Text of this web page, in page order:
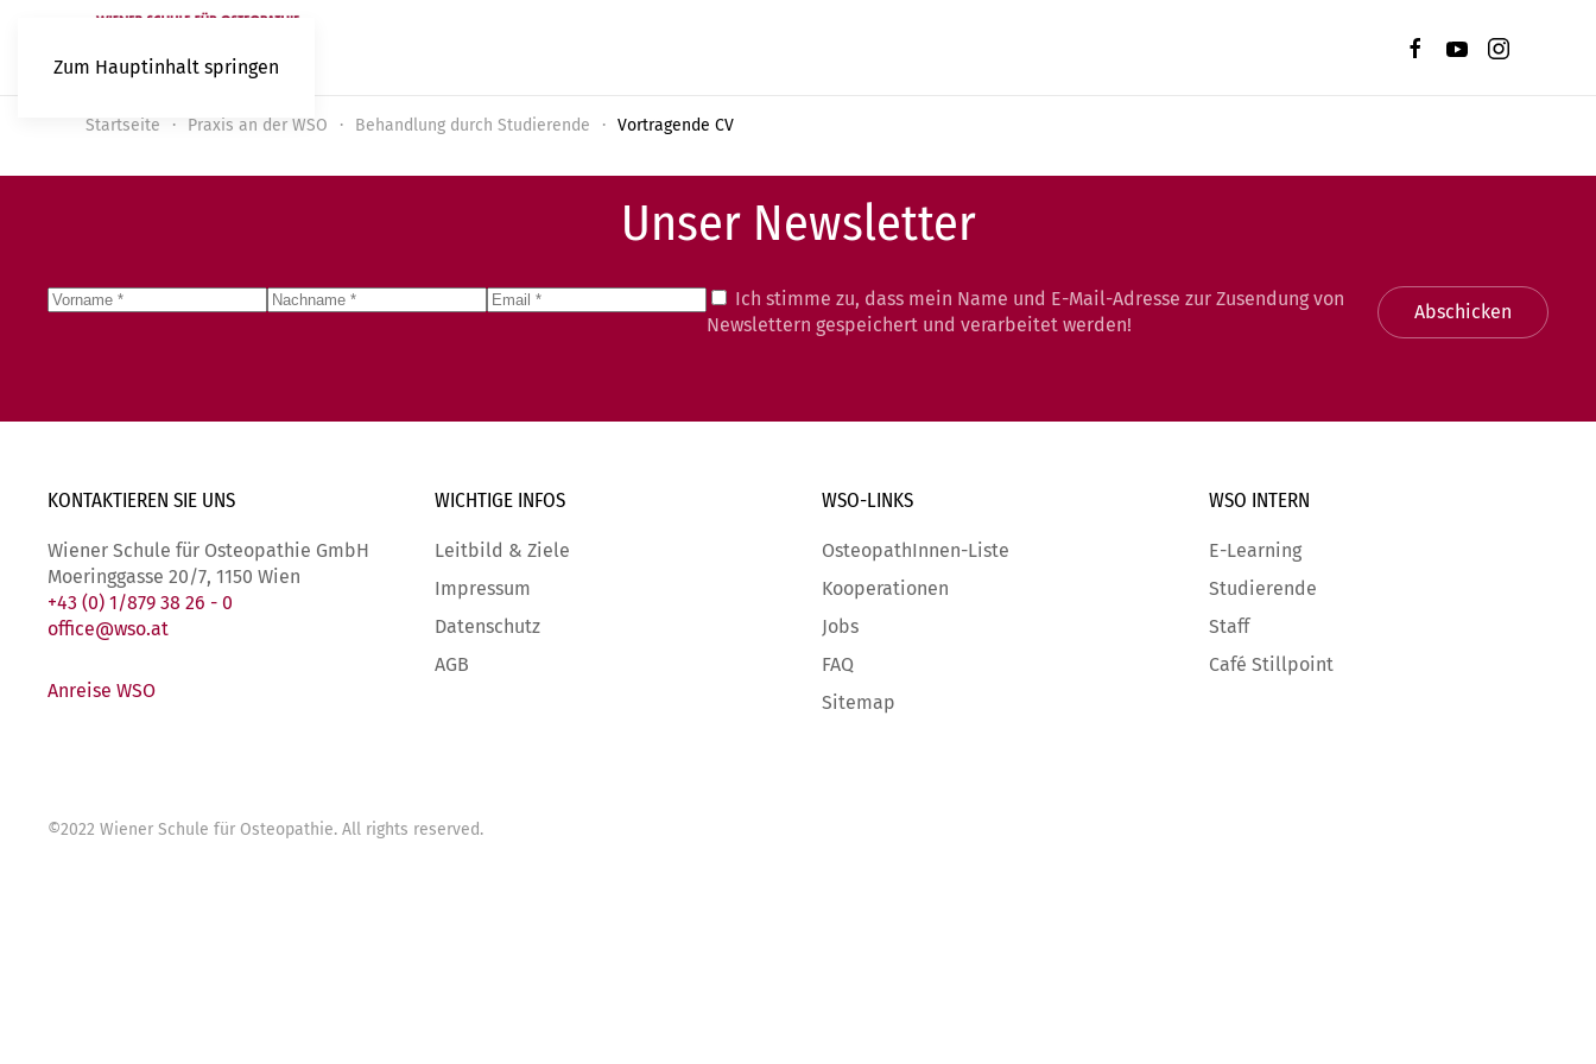
Zum Hauptinhalt springen
Startseite Praxis an der WSO Behandlung durch Studierende Vortragende CV
Unser Newsletter
Ich stimme zu, dass mein Name und E-Mail-Adresse zur Zusendung von
Newslettern gespeichert und verarbeitet werden!
Abschicken
KONTAKTIEREN SIE UNS
Wiener Schule für Osteopathie GmbH
Moeringgasse 20/7, 1150 Wien
+43 (0) 1/879 38 26 - 0
office@wso.at
Anreise WSO
WICHTIGE INFOS
Leitbild & Ziele
Impressum
Datenschutz
AGB
WSO-LINKS
OsteopathInnen-Liste
Kooperationen
Jobs
FAQ
Sitemap
WSO INTERN
E-Learning
Studierende
Staff
Café Stillpoint
©2022 Wiener Schule für Osteopathie. All rights reserved.